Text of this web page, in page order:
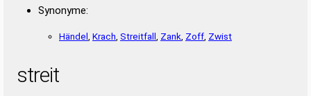
Synonyme:
Händel Krach Streitfall Zank Zoff Zwist
streit